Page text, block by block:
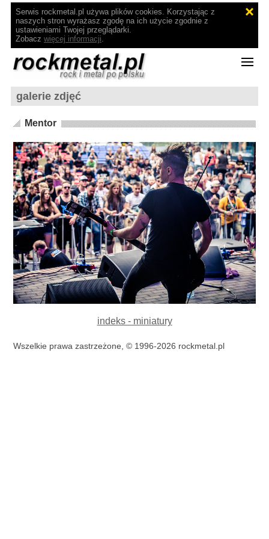
Serwis rockmetal.pl używa plików cookies. Korzystając z
naszych stron wyrażasz zgodę na ich użycie zgodnie z
ustawieniami Twojej przeglądarki.
Zobacz więcej informacji.
galerie zdjęć
Mentor
indeks - miniatury
Wszelkie prawa zastrzeżone, © 1996-2026 rockmetal.pl